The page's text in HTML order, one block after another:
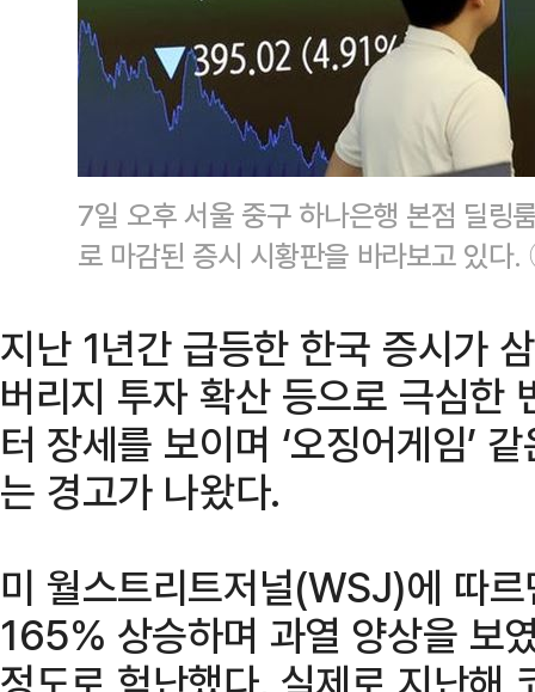
7일 오후 서울 중구 하나은행 본점 딜
로 마감된 증시 시황판을 바라보고 있
지난 1년간 급등한 한국 증시가
버리지 투자 확산 등으로 극심한
터 장세를 보이며 ‘오징어게임’
는 경고가 나왔다.
미 월스트리트저널(WSJ)에 따
165% 상승하며 과열 양상을 보